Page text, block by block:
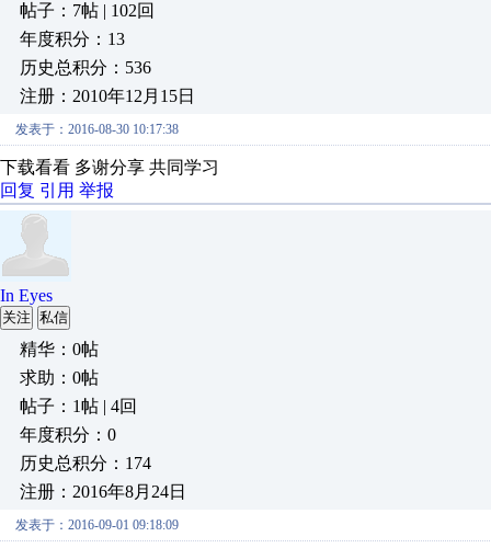
帖子：7帖 | 102回
年度积分：13
历史总积分：536
注册：2010年12月15日
发表于：2016-08-30 10:17:38
下载看看 多谢分享 共同学习
回复 引用 举报
In Eyes
关注 私信
精华：0帖
求助：0帖
帖子：1帖 | 4回
年度积分：0
历史总积分：174
注册：2016年8月24日
发表于：2016-09-01 09:18:09